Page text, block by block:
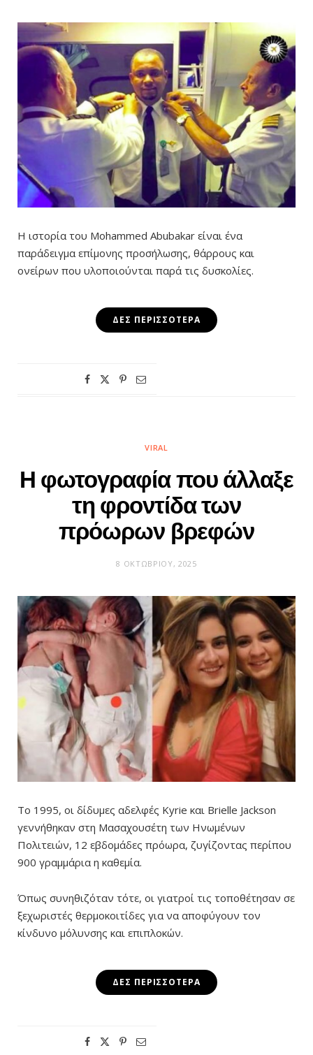
Η ιστορία του Mohammed Abubakar είναι ένα
παράδειγμα επίμονης προσήλωσης, θάρρους και
ονείρων που υλοποιούνται παρά τις δυσκολίες.
ΔΕΣ ΠΕΡΙΣΣΌΤΕΡΑ
VIRAL
Η φωτογραφία που άλλαξε
τη φροντίδα των
πρόωρων βρεφών
8 ΟΚΤΩΒΡΊΟΥ, 2025
Το 1995, οι δίδυμες αδελφές Kyrie και Brielle Jackson
γεννήθηκαν στη Μασαχουσέτη των Ηνωμένων
Πολιτειών, 12 εβδομάδες πρόωρα, ζυγίζοντας περίπου
900 γραμμάρια η καθεμία.
Όπως συνηθιζόταν τότε, οι γιατροί τις τοποθέτησαν σε
ξεχωριστές θερμοκοιτίδες για να αποφύγουν τον
κίνδυνο μόλυνσης και επιπλοκών.
ΔΕΣ ΠΕΡΙΣΣΌΤΕΡΑ